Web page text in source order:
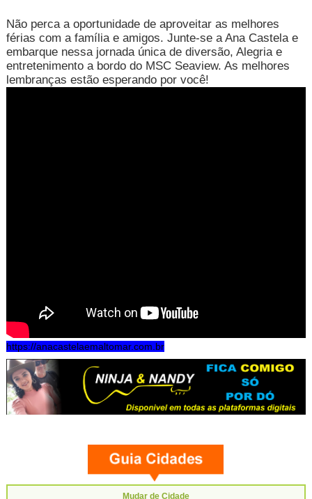
Não perca a oportunidade de aproveitar as melhores
férias com a família e amigos. Junte-se a Ana Castela e
embarque nessa jornada única de diversão, Alegria e
entretenimento a bordo do MSC Seaview. As melhores
lembranças estão esperando por você!
https://anacastelaemaltomar.com.br
Mudar de Cidade